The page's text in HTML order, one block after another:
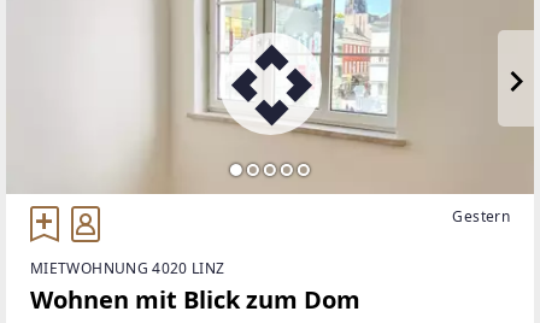
Gestern
MIETWOHNUNG 4020 LINZ
Wohnen mit Blick zum Dom